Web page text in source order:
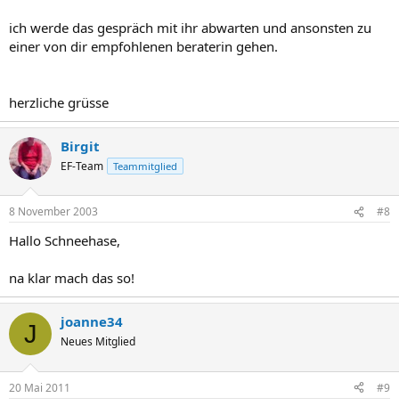
ich werde das gespräch mit ihr abwarten und ansonsten zu
einer von dir empfohlenen beraterin gehen.
herzliche grüsse
Birgit
EF-Team Teammitglied
8 November 2003 #8
Hallo Schneehase,
na klar mach das so!
J joanne34
Neues Mitglied
20 Mai 2011 #9